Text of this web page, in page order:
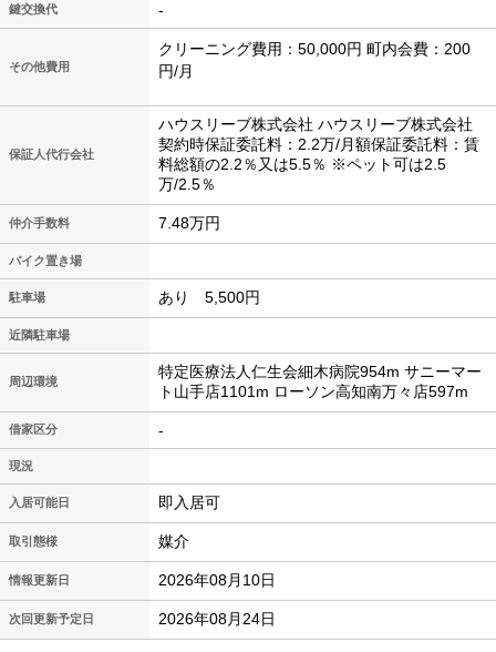
鍵交換代 -
その他費用
クリーニング費用：50,000円 町内会費：200
円/月
保証人代行会社
ハウスリーブ株式会社 ハウスリーブ株式会社
契約時保証委託料：2.2万/月額保証委託料：賃
料総額の2.2％又は5.5％ ※ペット可は2.5
万/2.5％
仲介手数料 7.48万円
バイク置き場
駐車場 あり 5,500円
近隣駐車場
周辺環境
特定医療法人仁生会細木病院954m サニーマー
ト山手店1101m ローソン高知南万々店597m
借家区分 -
現況
入居可能日 即入居可
取引態様 媒介
情報更新日 2026年08月10日
次回更新予定日 2026年08月24日